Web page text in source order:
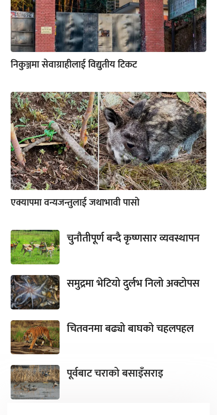
निकुञ्जमा सेवाग्राहीलाई विद्युतीय टिकट
एक्यापमा वन्यजन्तुलाई जथाभावी पासो
चुनौतीपूर्ण बन्दै कृष्णसार व्यवस्थापन
समुद्रमा भेटियो दुर्लभ निलो अक्टोपस
चितवनमा बढ्यो बाघको चहलपहल
पूर्वबाट चराको बसाइँसराइ